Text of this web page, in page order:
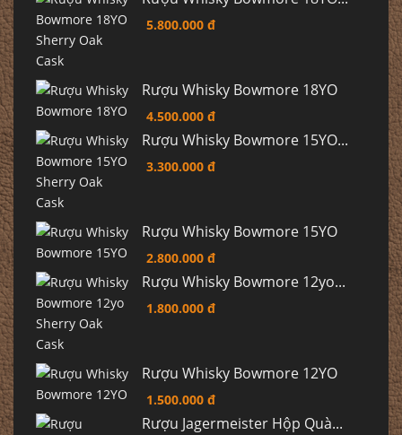
5.800.000 đ
Rượu Whisky Bowmore 18YO
4.500.000 đ
Rượu Whisky Bowmore 15YO...
3.300.000 đ
Rượu Whisky Bowmore 15YO
2.800.000 đ
Rượu Whisky Bowmore 12yo...
1.800.000 đ
Rượu Whisky Bowmore 12YO
1.500.000 đ
Rượu Jagermeister Hộp Quà...